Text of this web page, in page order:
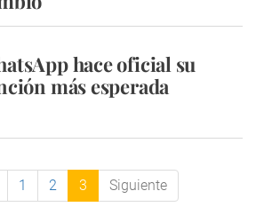
hace oficial su
más esperada
1 2 3 Siguiente